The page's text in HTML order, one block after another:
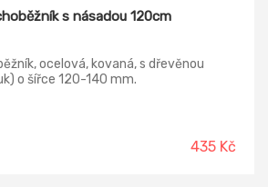
s násadou 120cm
ocelová, kovaná, s dřevěnou
o šířce 120-140 mm.
435 Kč